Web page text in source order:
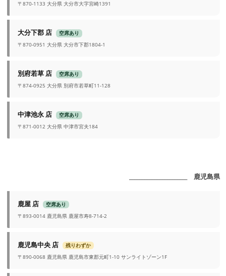
〒870-1133 大分県 大分市大字宮崎1391
大分下郡 店
空席あり
〒870-0951 大分県 大分市下郡1804-1
別府若草 店
空席あり
〒874-0925 大分県 別府市若草町11-128
中津池永 店
空席あり
〒871-0012 大分県 中津市宮夫184
_______________________ 鹿児島県
鹿屋 店
空席あり
〒893-0014 鹿児島県 鹿屋市寿8-714-2
鹿児島中央 店
残りわずか
〒890-0068 鹿児島県 鹿児島市東郡元町1-10 サンライトゾーン1F